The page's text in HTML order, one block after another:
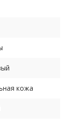
кожа